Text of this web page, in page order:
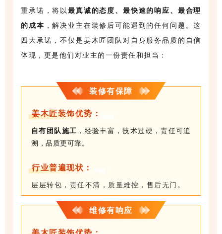
重承诺，将以最真诚的态度、最快速的响应、最合理
的成本 ，解决业主在装修后可能遇到的任何问题。这
四大承诺，不仅是姜木匠团队对自身服务品质的自信
体现，更是他们对业主的一份责任和担当 ：
装修有保障
姜木匠装饰优势：
自有团队施工 ，经验丰富，技术过硬，责任可追
溯，品质更可靠。
行业普遍现状：
层层转包，责任不清，质量难控，售后无门。
维修有响应